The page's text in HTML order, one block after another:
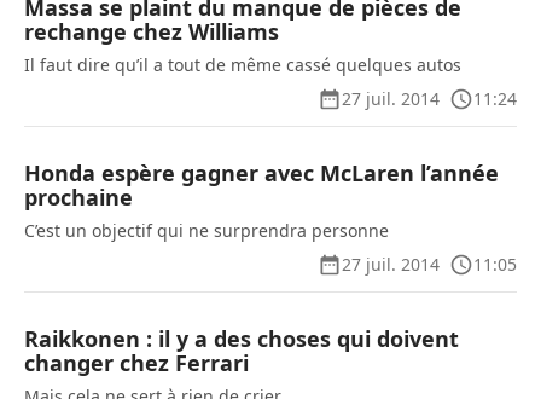
Massa se plaint du manque de pièces de
rechange chez Williams
Il faut dire qu’il a tout de même cassé quelques autos
27 juil. 2014
11:24
Honda espère gagner avec McLaren l’année
prochaine
C’est un objectif qui ne surprendra personne
27 juil. 2014
11:05
Raikkonen : il y a des choses qui doivent
changer chez Ferrari